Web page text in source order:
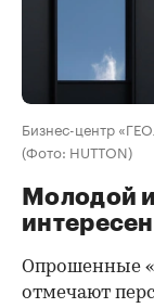
Бизнес-центр
(Фото: HUTTON)
Молодой
Опрошенные
отмечают